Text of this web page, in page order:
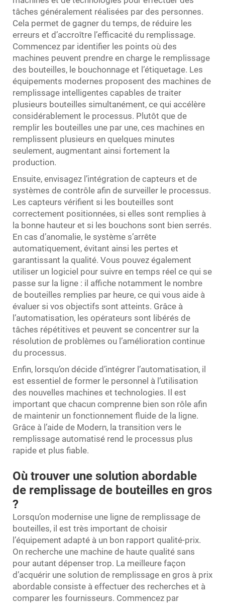
tâches généralement réalisées par des personnes.
Cela permet de gagner du temps, de réduire les
erreurs et d’accroître l’efficacité du remplissage.
Commencez par identifier les points où des
machines peuvent prendre en charge le remplissage
des bouteilles, le bouchonnage et l’étiquetage. Les
équipements modernes proposent des machines de
remplissage intelligentes capables de traiter
plusieurs bouteilles simultanément, ce qui accélère
considérablement le processus. Plutôt que de
remplir les bouteilles une par une, ces machines en
remplissent plusieurs en quelques minutes
seulement, augmentant ainsi fortement la
production.
Ensuite, envisagez l’intégration de capteurs et de
systèmes de contrôle afin de surveiller le processus.
Les capteurs vérifient si les bouteilles sont
correctement positionnées, si elles sont remplies à
la bonne hauteur et si les bouchons sont bien serrés.
En cas d’anomalie, le système s’arrête
automatiquement, évitant ainsi les pertes et
garantissant la qualité. Vous pouvez également
utiliser un logiciel pour suivre en temps réel ce qui se
passe sur la ligne : il affiche notamment le nombre
de bouteilles remplies par heure, ce qui vous aide à
évaluer si vos objectifs sont atteints. Grâce à
l’automatisation, les opérateurs sont libérés de
tâches répétitives et peuvent se concentrer sur la
résolution de problèmes ou l’amélioration continue
du processus.
Enfin, lorsqu’on décide d’intégrer l’automatisation, il
est essentiel de former le personnel à l’utilisation
des nouvelles machines et technologies. Il est
important que chacun comprenne bien son rôle afin
de maintenir un fonctionnement fluide de la ligne.
Grâce à l’aide de Modern, la transition vers le
remplissage automatisé rend le processus plus
rapide et plus fiable.
Où trouver une solution abordable
de remplissage de bouteilles en gros
?
Lorsqu’on modernise une ligne de remplissage de
bouteilles, il est très important de choisir
l’équipement adapté à un bon rapport qualité-prix.
On recherche une machine de haute qualité sans
pour autant dépenser trop. La meilleure façon
d’acquérir une solution de remplissage en gros à prix
abordable consiste à effectuer des recherches et à
comparer les fournisseurs. Commencez par